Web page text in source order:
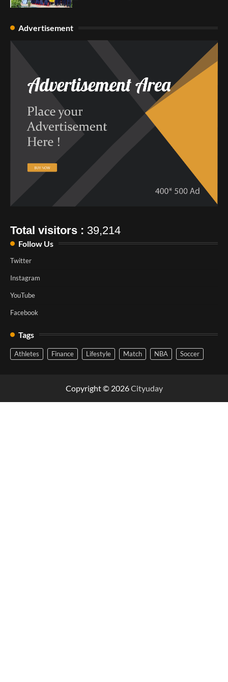
Advertisement
Total visitors : 39,214
Follow Us
Twitter
Instagram
YouTube
Facebook
Tags
Athletes Finance Lifestyle Match NBA Soccer
Copyright © 2026Cityuday